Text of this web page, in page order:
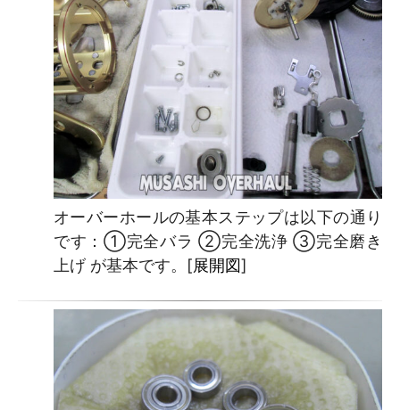
オーバーホールの基本ステップは以下の通り
です：①完全バラ ②完全洗浄 ③完全磨き
上げ が基本です。[展開図]